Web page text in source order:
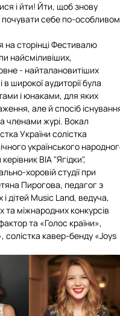
і йти! Йти, щоб знову
почувати себе по-
на сторінці Фестивалю
найсміливіших,
- найталановитіших
в широкої аудиторії була
і юнаками, для яких
але й спосіб
членами журі. Вокал
України солістка
українського
ВІА "Ягідки",
хоровій студії при
Пирогова, педагог з
дітей Music Land, ведуча,
міжнародних конкурсів
та «Голос країни»,
солістка кавер-бенду «Joys